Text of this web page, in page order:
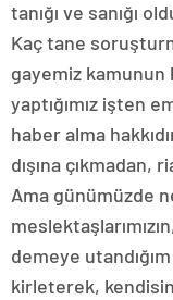
tanığı ve sanığı
Kaç tane
gayemiz kamunun
yaptığımız işten
haber alma
dışına çıkmadan,
Ama günümüzde
demeye
kirleterek,